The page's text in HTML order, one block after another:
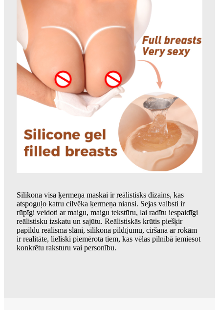
Silikona visa ķermeņa maskai ir reālistisks dizains, kas
atspoguļo katru cilvēka ķermeņa niansi. Sejas vaibsti ir
rūpīgi veidoti ar maigu, maigu tekstūru, lai radītu iespaidīgi
reālistisku izskatu un sajūtu. Reālistiskās krūtis piešķir
papildu reālisma slāni, silikona pildījumu, ciršana ar rokām
ir realitāte, lieliski piemērota tiem, kas vēlas pilnībā iemiesot
konkrētu raksturu vai personību.